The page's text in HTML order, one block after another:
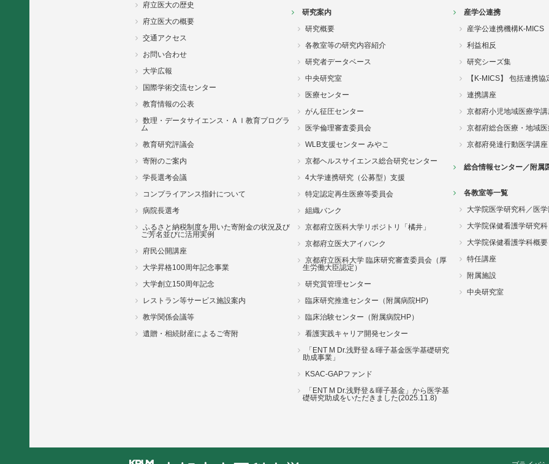
府立医大の歴史
府立医大の概要
交通アクセス
お問い合わせ
大学広報
国際学術交流センター
教育情報の公表
数理・データサイエンス・ＡＩ教育プログラ
ム
教育研究評議会
寄附のご案内
学長選考会議
コンプライアンス指針について
病院長選考
ふるさと納税制度を用いた寄附金の状況及び
ご芳名並びに活用実例
府民公開講座
大学昇格100周年記念事業
大学創立150周年記念
レストラン等サービス施設案内
教学関係会議等
遺贈・相続財産によるご寄附
研究案内
研究概要
各教室等の研究内容紹介
研究者データベース
中央研究室
医療センター
がん征圧センター
医学倫理審査委員会
WLB支援センター みやこ
京都ヘルスサイエンス総合研究センター
4大学連携研究（公募型）支援
特定認定再生医療等委員会
組織バンク
京都府立医科大学リポジトリ「橘井」
京都府立医大アイバンク
京都府立医科大学 臨床研究審査委員会（厚
生労働大臣認定）
研究質管理センター
臨床研究推進センター（附属病院HP)
臨床治験センター（附属病院HP）
看護実践キャリア開発センター
「ENT M Dr.浅野登＆暉子基金医学基礎研究
助成事業」
KSAC-GAPファンド
「ENT M Dr.浅野登＆暉子基金」から医学基
礎研究助成をいただきました(2025.11.8)
産学公連携
産学公連携機構K-MICS
利益相反
研究シーズ集
【K-MICS】 包括連携協
連携講座
京都府小児地域医療学
京都府総合医療・地域
京都府発達行動医学講座
総合情報センター／附属
各教室等一覧
大学院医学研究科／医
大学院保健看護学研究
大学院保健看護学科概要
特任講座
附属施設
中央研究室